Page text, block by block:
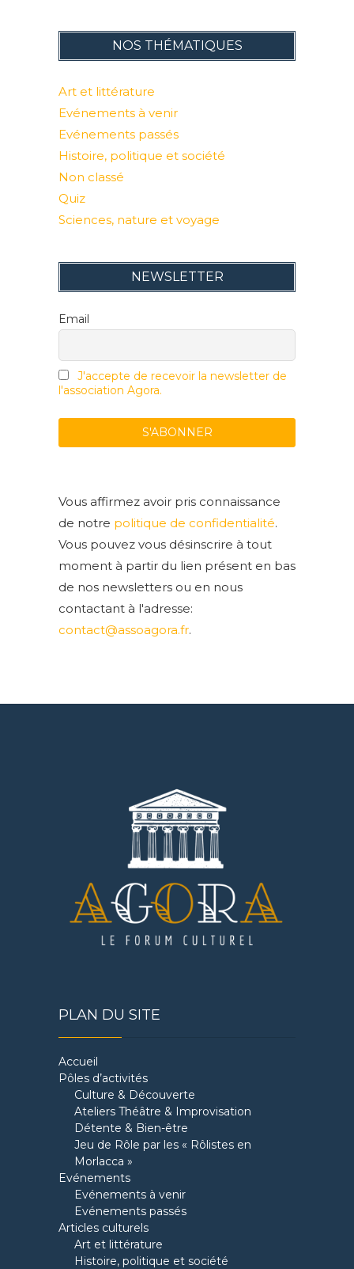
NOS THÉMATIQUES
Art et littérature
Evénements à venir
Evénements passés
Histoire, politique et société
Non classé
Quiz
Sciences, nature et voyage
NEWSLETTER
Email
J'accepte de recevoir la newsletter de
l'association Agora.
Vous affirmez avoir pris connaissance
de notre politique de confidentialité.
Vous pouvez vous désinscrire à tout
moment à partir du lien présent en bas
de nos newsletters ou en nous
contactant à l'adresse:
contact@assoagora.fr.
PLAN DU SITE
Accueil
Pôles d’activités
Culture & Découverte
Ateliers Théâtre & Improvisation
Détente & Bien-être
Jeu de Rôle par les « Rôlistes en
Morlacca »
Evénements
Evénements à venir
Evénements passés
Articles culturels
Art et littérature
Histoire, politique et société